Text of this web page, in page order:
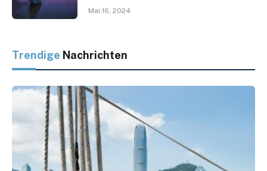
Mai 16, 2024
Trendige Nachrichten